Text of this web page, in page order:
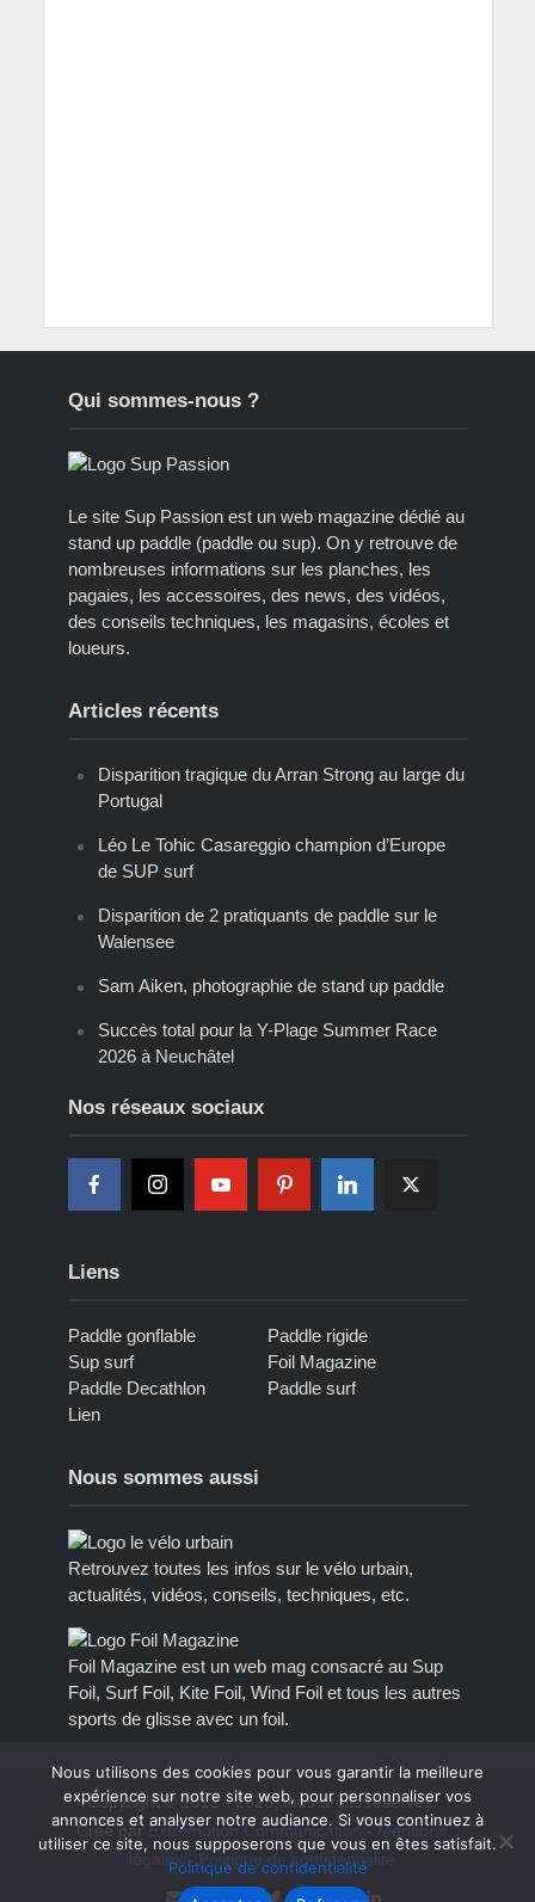
Qui sommes-nous ?
Le site Sup Passion est un web magazine dédié au
stand up paddle (paddle ou sup). On y retrouve de
nombreuses informations sur les planches, les
pagaies, les accessoires, des news, des vidéos,
des conseils techniques, les magasins, écoles et
loueurs.
Articles récents
Disparition tragique du Arran Strong au large du
Portugal
Léo Le Tohic Casareggio champion d’Europe
de SUP surf
Disparition de 2 pratiquants de paddle sur le
Walensee
Sam Aiken, photographie de stand up paddle
Succès total pour la Y-Plage Summer Race
2026 à Neuchâtel
Nos réseaux sociaux
Liens
Paddle gonflable
Paddle rigide
Sup surf
Foil Magazine
Paddle Decathlon
Paddle surf
Lien
Nous sommes aussi
Retrouvez toutes les infos sur le vélo urbain,
actualités, vidéos, conseils, techniques, etc.
Foil Magazine est un web mag consacré au Sup
Foil, Surf Foil, Kite Foil, Wind Foil et tous les autres
sports de glisse avec un foil.
Copyright © 2012 - 2023, tous droits réservés.
Créé par Extremotion Communication-Mentions
légales
-Politique de confidentialité
Nous utilisons des cookies pour vous garantir la meilleure
expérience sur notre site web, pour personnaliser vos
annonces et analyser notre audiance. Si vous continuez à
utiliser ce site, nous supposerons que vous en êtes satisfait.
Politique de confidentialité